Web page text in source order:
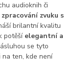
audioknih či
zvuku s
brilantní kvalitu
potěší elegantní a
se tyto
ten, kde není